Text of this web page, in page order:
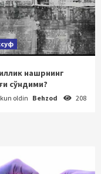
нашрнинг
сўндими?
oldin Behzod 208